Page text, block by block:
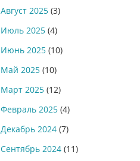
Август 2025 (3)
Июль 2025 (4)
Июнь 2025 (10)
Май 2025 (10)
Март 2025 (12)
Февраль 2025 (4)
Декабрь 2024 (7)
Сентябрь 2024 (11)